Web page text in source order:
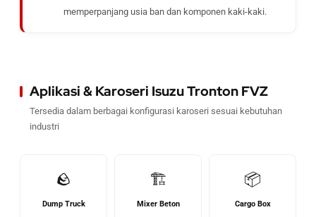
memperpanjang usia ban dan komponen kaki-kaki.
Aplikasi & Karoseri Isuzu Tronton FVZ
Tersedia dalam berbagai konfigurasi karoseri sesuai kebutuhan
industri
🪨
Dump Truck
🏗️
Mixer Beton
📦
Cargo Box